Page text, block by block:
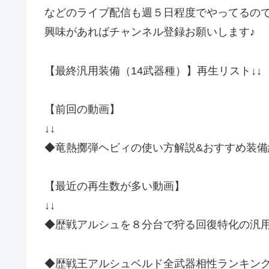
などのライブ配信も週５日程度でやってるの
興味があればチャンネル登録お願いします♪
【最終汎用装備（14武器種）】再生リスト↓↓
【前回の動画】
↓↓
◆竜熱擲弾ヘビィの使い方解説&おすすめ装
【最近の再生数が多い動画】
↓↓
◆歴戦アルシュを８分台で狩る回復特化の汎
◆歴戦王アルシュベルド全武器相性ランキン